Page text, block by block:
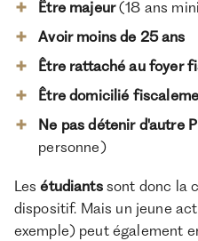
Être majeur(18 ans
Avoir moins de 25 ans
Être rattaché au foyer
Être domicilié
Ne pas détenir d'autre
personne)
Lesétudiantssont donc la
dispositif. Mais un jeune
exemple) peut également